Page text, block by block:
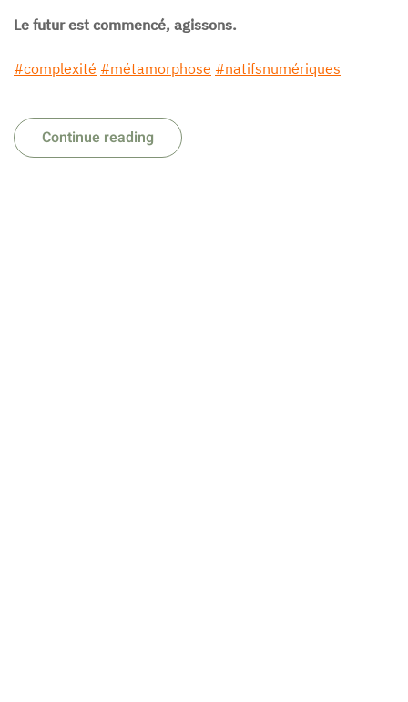
Le futur est commencé, agissons.
#complexité #métamorphose #natifsnumériques
Continue reading